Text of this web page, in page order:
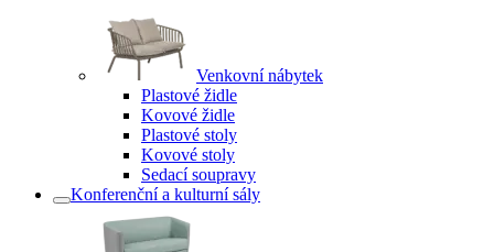
Venkovní nábytek
Plastové židle
Kovové židle
Plastové stoly
Kovové stoly
Sedací soupravy
Konferenční a kulturní sály